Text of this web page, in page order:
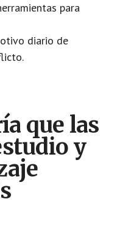
para
diario de
que las
y